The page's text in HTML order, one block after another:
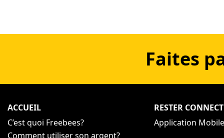
Faites
ACCUEIL
C’est quoi Freebees?
Comment utiliser son argent?
RESTER
Application Mobile